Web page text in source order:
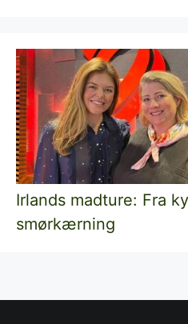
Irlands madture: Fra
smørkærning